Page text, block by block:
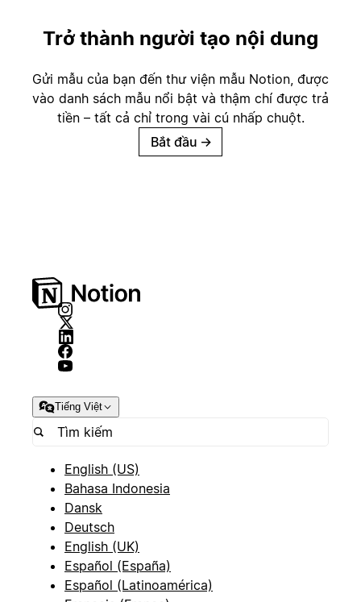
Trở thành người tạo nội dung
Gửi mẫu của bạn đến thư viện mẫu Notion, được
vào danh sách mẫu nổi bật và thậm chí được trả
tiền – tất cả chỉ trong vài cú nhấp chuột.
Bắt đầu →
Tiếng Việt
English (US)
Bahasa Indonesia
Dansk
Deutsch
English (UK)
Español (España)
Español (Latinoamérica)